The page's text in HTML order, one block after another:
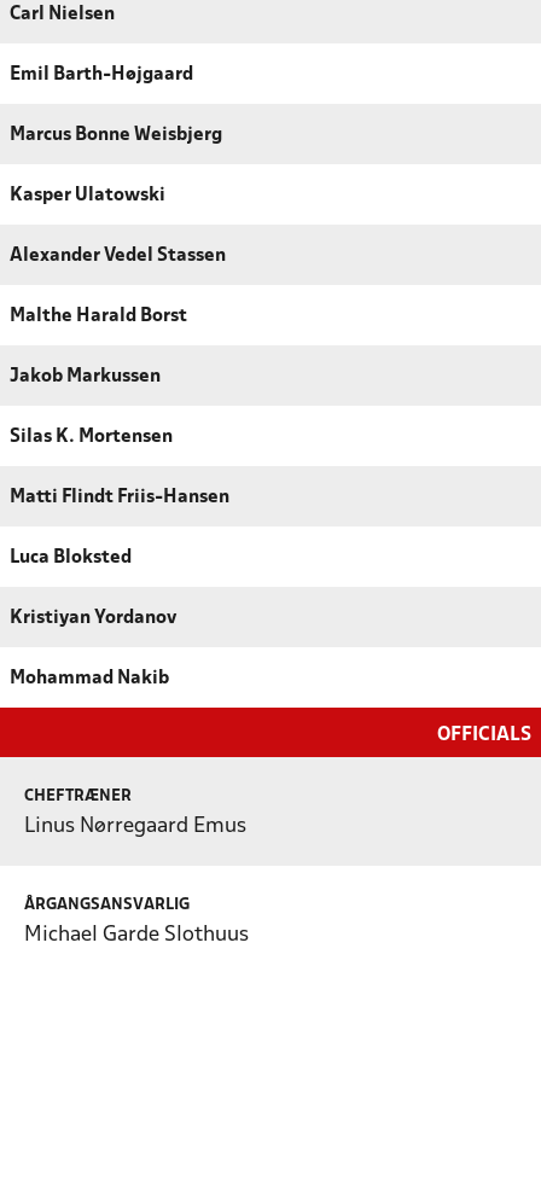
Carl Nielsen
Emil Barth-Højgaard
Marcus Bonne Weisbjerg
Kasper Ulatowski
Alexander Vedel Stassen
Malthe Harald Borst
Jakob Markussen
Silas K. Mortensen
Matti Flindt Friis-Hansen
Luca Bloksted
Kristiyan Yordanov
Mohammad Nakib
OFFICIALS
CHEFTRÆNER
Linus Nørregaard Emus
ÅRGANGSANSVARLIG
Michael Garde Slothuus